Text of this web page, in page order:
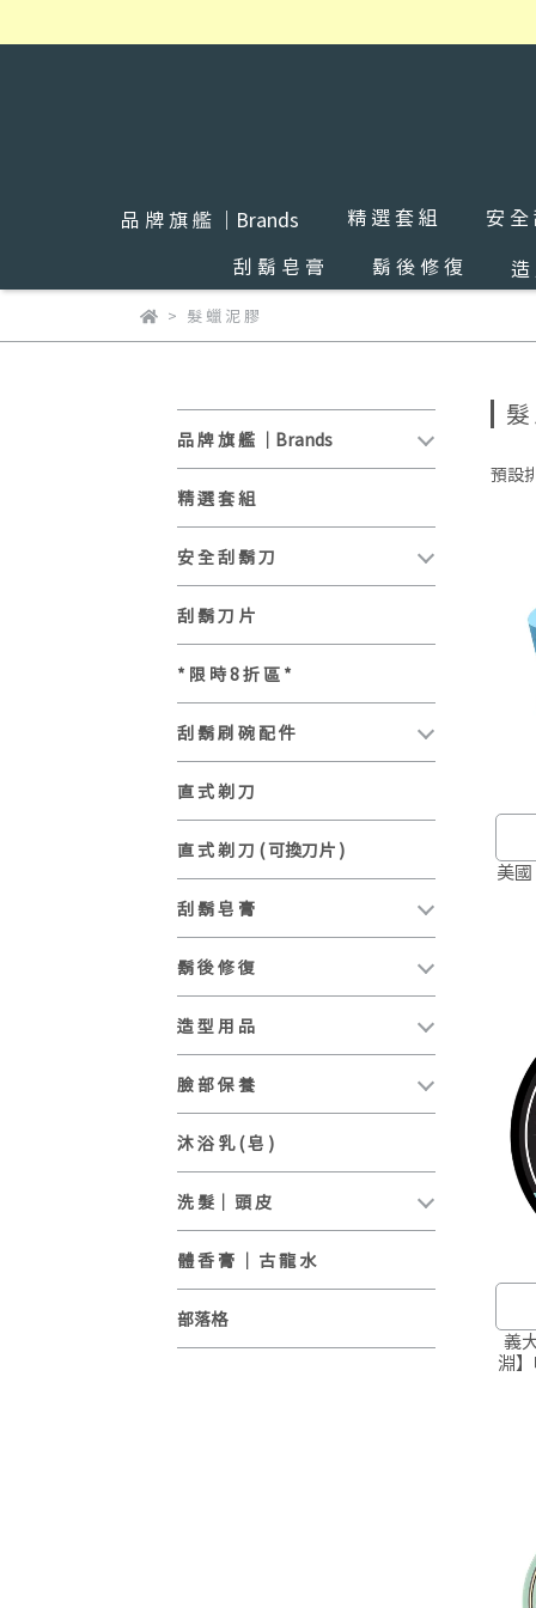
品 牌 旗 艦 ｜Brands 精 選 套 組
安 全
刮 鬍 皂 膏
鬍 後 修 復 造
髮 蠟 泥 膠
品 牌 旗 艦 ｜Brands
精 選 套 組
安 全 刮 鬍 刀
刮 鬍 刀 片
* 限 時 8 折 區 *
刮 鬍 刷 碗 配 件
直 式 剃 刀
直 式 剃 刀 ( 可換刀片 )
刮 鬍 皂 膏
鬍 後 修 復
造 型 用 品
臉 部 保 養
沐 浴 乳 ( 皂 )
洗 髮｜ 頭 皮
體 香 膏 ｜ 古 龍 水
部落格
髮
預設
美
義
淵